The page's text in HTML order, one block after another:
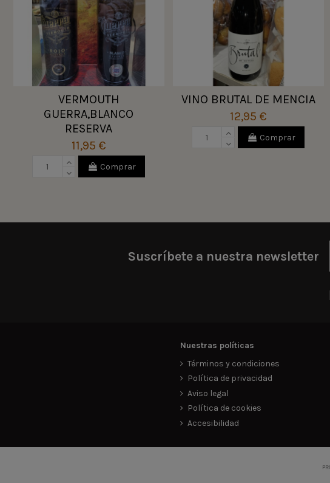
VERMOUTH
GUERRA,BLANCO
RESERVA
11,95 €
Comprar
VINO BRUTAL DE MENCIA
12,95 €
Comprar
Suscríbete a nuestra newsletter
Nuestras políticas
Términos y condiciones
Política de privacidad
Aviso legal
Política de cookies
Accesibilidad